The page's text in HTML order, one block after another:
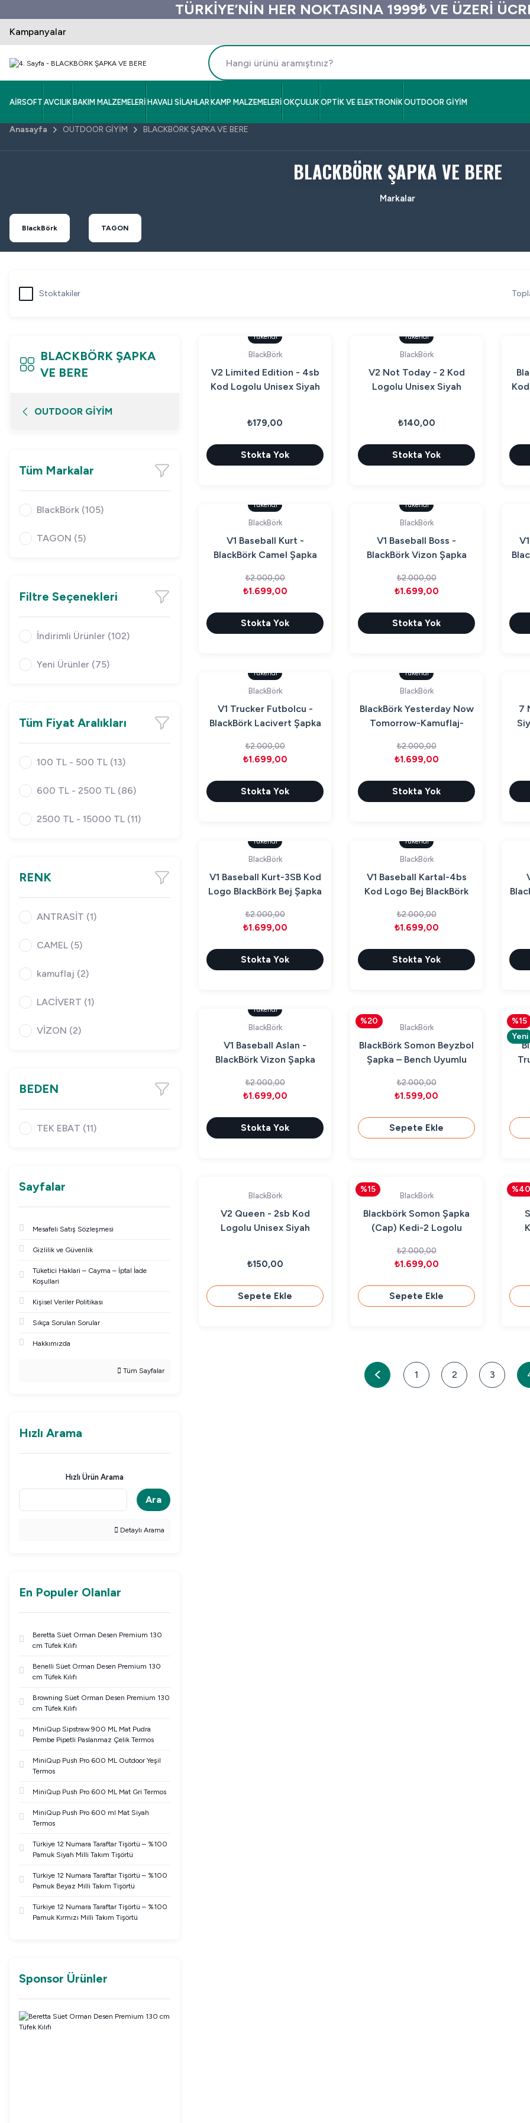
TÜRKİYE’NİN HER NOKTASINA 1999₺ VE ÜZERİ
Kampanyalar
AİRSOFT AVCILIK BAKIM MALZEMELERİ HAVALI SİLAHLAR KAMP MALZEMELERİ OKÇULUK OPTİK VE ELEKTRONİK OUTDOOR GİYİM
Anasayfa OUTDOOR GİYİM BLACKBÖRK ŞAPKA VE BERE
BLACKBÖRK ŞAPKA VE BERE
Markalar
BlackBörk TAGON
Stoktakiler
BLACKBÖRK ŞAPKA
VE BERE
OUTDOOR GİYİM
Tüm Markalar
BlackBörk (105)
TAGON (5)
Filtre Seçenekleri
İndirimli Ürünler (102)
Yeni Ürünler (75)
Tüm Fiyat Aralıkları
100 TL - 500 TL (13)
600 TL - 2500 TL (86)
2500 TL - 15000 TL (11)
RENK
ANTRASİT (1)
CAMEL (5)
kamuflaj (2)
LACİVERT (1)
VİZON (2)
BEDEN
TEK EBAT (11)
Sayfalar
Mesafeli Satış Sözleşmesi
Gizlilik ve Güvenlik
Tüketici Haklari – Cayma – İptal İade
Koşullari
Kişisel Veriler Politikası
Sıkça Sorulan Sorular
Hakkımızda
Tüm Sayfalar
Hızlı Arama
Hızlı Ürün Arama
Ara
Detaylı Arama
En Populer Olanlar
Beretta Süet Orman Desen Premium 130
cm Tüfek Kılıfı
Benelli Süet Orman Desen Premium 130
cm Tüfek Kılıfı
Browning Süet Orman Desen Premium 130
cm Tüfek Kılıfı
MiniQup Sipstraw 900 ML Mat Pudra
Pembe Pipetli Paslanmaz Çelik Termos
MiniQup Push Pro 600 ML Outdoor Yeşil
Termos
MiniQup Push Pro 600 ML Mat Gri Termos
MiniQup Push Pro 600 ml Mat Siyah
Termos
Türkiye 12 Numara Taraftar Tişörtü – %100
Pamuk Siyah Milli Takım Tişörtü
Türkiye 12 Numara Taraftar Tişörtü – %100
Pamuk Beyaz Milli Takım Tişörtü
Türkiye 12 Numara Taraftar Tişörtü – %100
Pamuk Kırmızı Milli Takım Tişörtü
Sponsor Ürünler
Tükendi
BlackBörk
V2 Limited Edition - 4sb
Kod Logolu Unisex Siyah
₺179,00
Stokta Yok
Tükendi
BlackBörk
V2 Not Today - 2 Kod
Logolu Unisex Siyah
₺140,00
Stokta Yok
Tükendi
BlackBörk
V1 Baseball Kurt -
BlackBörk Camel Şapka
₺2.000,00
₺1.699,00
Stokta Yok
Tükendi
BlackBörk
V1 Baseball Boss -
BlackBörk Vizon Şapka
₺2.000,00
₺1.699,00
Stokta Yok
Tükendi
BlackBörk
V1 Trucker Futbolcu -
BlackBörk Lacivert Şapka
₺2.000,00
₺1.699,00
Stokta Yok
Tükendi
BlackBörk
BlackBörk Yesterday Now
Tomorrow-Kamuflaj-
₺2.000,00
₺1.699,00
Stokta Yok
7
Tükendi
BlackBörk
V1 Baseball Kurt-3SB Kod
Logo BlackBörk Bej Şapka
₺2.000,00
₺1.699,00
Stokta Yok
Tükendi
BlackBörk
V1 Baseball Kartal-4bs
Kod Logo Bej BlackBörk
₺2.000,00
₺1.699,00
Stokta Yok
Tükendi
BlackBörk
V1 Baseball Aslan -
BlackBörk Vizon Şapka
₺2.000,00
₺1.699,00
Stokta Yok
%20
BlackBörk
BlackBörk Somon Beyzbol
Şapka – Bench Uyumlu
₺2.000,00
₺1.599,00
Sepete Ekle
%15
Yeni
BlackBörk
V2 Queen - 2sb Kod
Logolu Unisex Siyah
₺150,00
Sepete Ekle
%15
BlackBörk
Blackbörk Somon Şapka
(Cap) Kedi-2 Logolu
₺2.000,00
₺1.699,00
Sepete Ekle
%40
1 2 3